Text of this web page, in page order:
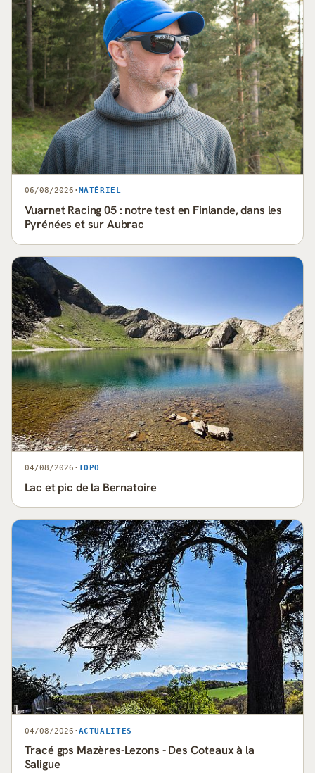
06/08/2026 · MATÉRIEL
Vuarnet Racing 05 : notre test en Finlande, dans les
Pyrénées et sur Aubrac
04/08/2026 · TOPO
Lac et pic de la Bernatoire
04/08/2026 · ACTUALITÉS
Tracé gps Mazères-Lezons - Des Coteaux à la
Saligue